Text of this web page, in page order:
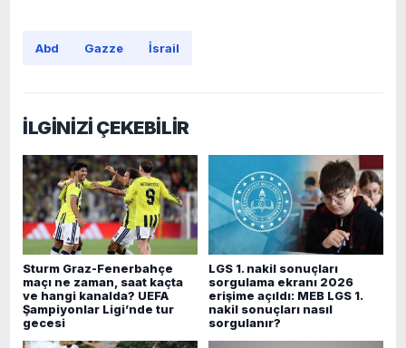
Abd Gazze İsrail
İLGİNİZİ ÇEKEBİLİR
Sturm Graz-Fenerbahçe
maçı ne zaman, saat kaçta
ve hangi kanalda? UEFA
Şampiyonlar Ligi’nde tur
gecesi
LGS 1. nakil sonuçları
sorgulama ekranı 2026
erişime açıldı: MEB LGS 1.
nakil sonuçları nasıl
sorgulanır?